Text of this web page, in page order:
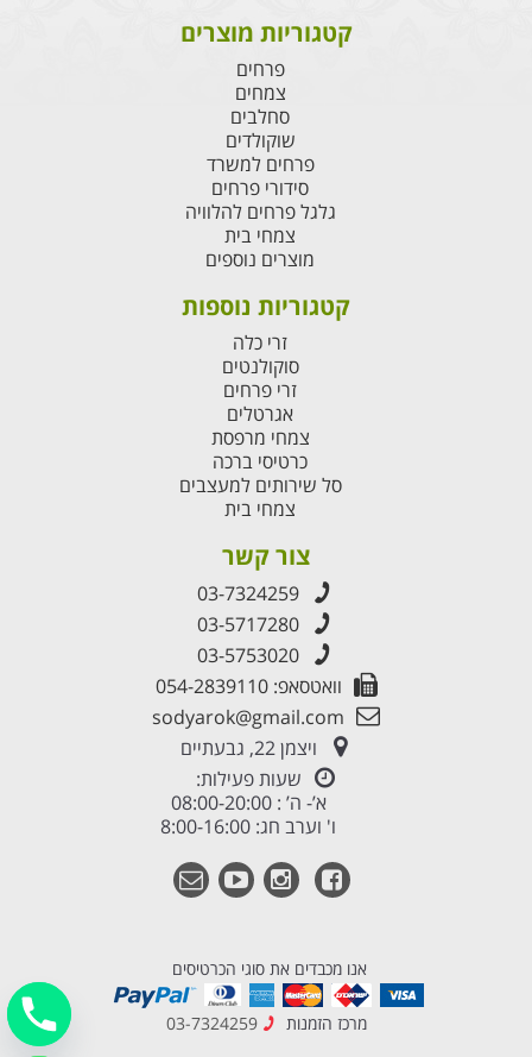
קטגוריות מוצרים
פרחים
צמחים
סחלבים
שוקולדים
פרחים למשרד
סידורי פרחים
גלגל פרחים להלוויה
צמחי בית
מוצרים נוספים
קטגוריות נוספות
זרי כלה
סוקולנטים
זרי פרחים
אגרטלים
צמחי מרפסת
כרטיסי ברכה
סל שירותים למעצבים
צמחי בית
צור קשר
03-7324259
03-5717280
03-5753020
וואטסאפ: 054-2839110
sodyarok@gmail.com
ויצמן 22, גבעתיים
שעות פעילות:
א’- ה’ : 08:00-20:00
ו' וערב חג: 8:00-16:00
אנו מכבדים את סוגי הכרטיסים
מרכז הזמנות 03-7324259